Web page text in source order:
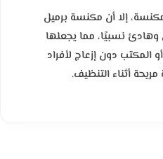
إلا أن مكنسة برميل
نسبيًا، مما يجعلها
المكتب دون إزعاج لأفراد
مريحة أثناء التنظيف.